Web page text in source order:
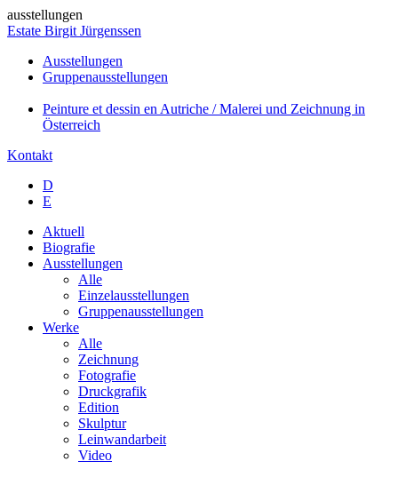
ausstellungen
Estate Birgit Jürgenssen
Ausstellungen
Gruppenausstellungen
Peinture et dessin en Autriche / Malerei und Zeichnung in
Österreich
Kontakt
D
E
Aktuell
Biografie
Ausstellungen
Alle
Einzelausstellungen
Gruppenausstellungen
Werke
Alle
Zeichnung
Fotografie
Druckgrafik
Edition
Skulptur
Leinwandarbeit
Video